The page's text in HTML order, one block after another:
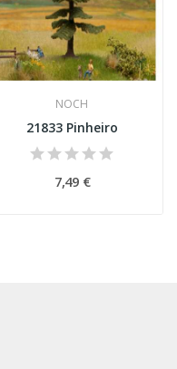
NOCH
21833 Pinheiro
7,49 €